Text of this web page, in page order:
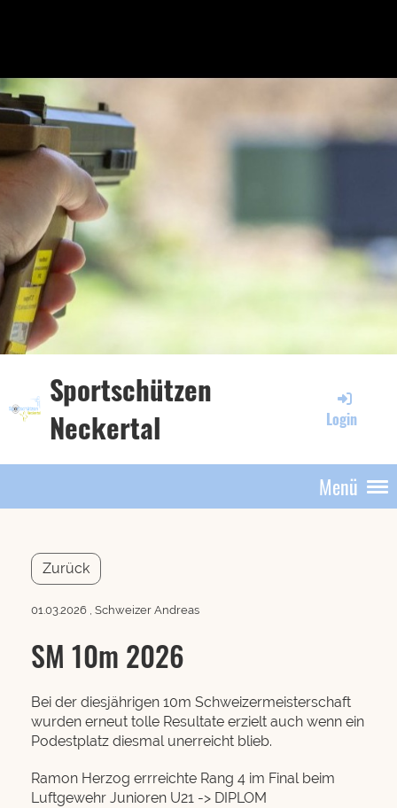
Sportschützen
Neckertal
Login
Menü
Zurück
01.03.2026 , Schweizer Andreas
SM 10m 2026
Bei der diesjährigen 10m Schweizermeisterschaft
wurden erneut tolle Resultate erzielt auch wenn ein
Podestplatz diesmal unerreicht blieb.
Ramon Herzog errreichte Rang 4 im Final beim
Luftgewehr Junioren U21 -> DIPLOM